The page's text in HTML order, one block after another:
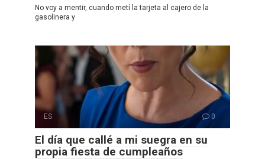
No voy a mentir, cuando metí la tarjeta al cajero de la
gasolinera y
ES 0
El día que callé a mi suegra en su
propia fiesta de cumpleaños